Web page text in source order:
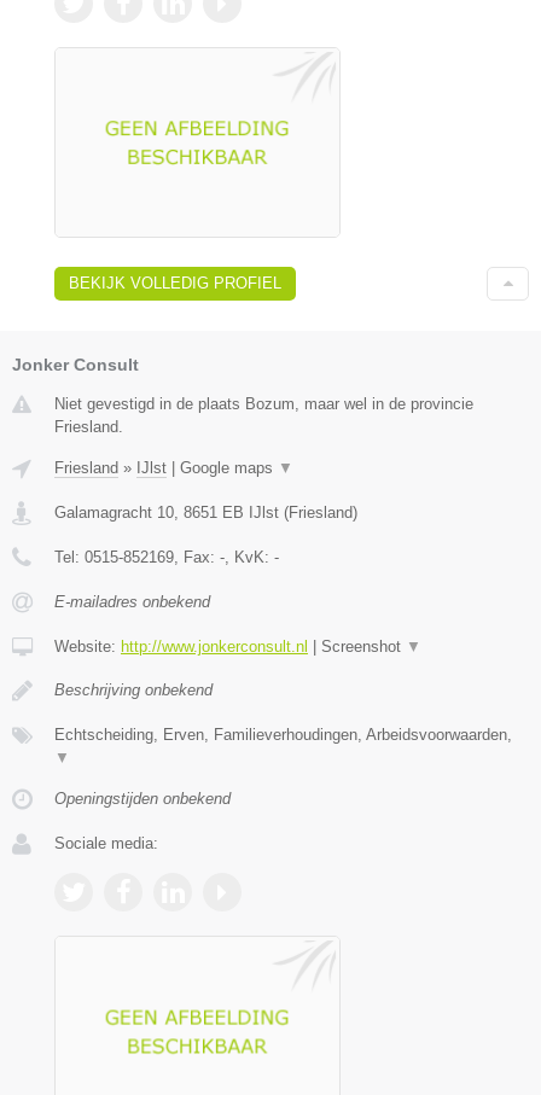
BEKIJK VOLLEDIG PROFIEL
Jonker Consult
Niet gevestigd in de plaats Bozum, maar wel in de provincie
Friesland.
Friesland » IJlst Google maps ▼
Galamagracht 10, 8651 EB IJlst (Friesland)
Tel: 0515-852169, Fax: -, KvK: -
E-mailadres onbekend
Website: http://www.jonkerconsult.nl Screenshot ▼
Beschrijving onbekend
Echtscheiding, Erven, Familieverhoudingen, Arbeidsvoorwaarden,
▼
Openingstijden onbekend
Sociale media: